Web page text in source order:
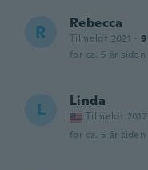
R Rebecca
Tilmeldt 2021 · 9
for ca. 5 år siden
L Linda
Tilmeldt 2017
for ca. 5 år siden